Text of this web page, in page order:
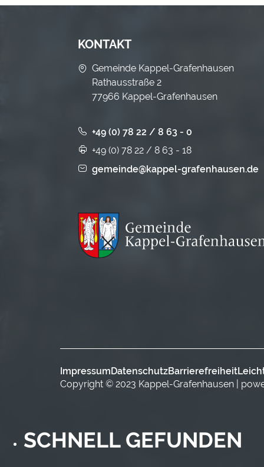
KONTAKT
Gemeinde Kappel-Grafenhausen
Rathausstraße 2
77966 Kappel-Grafenhausen
+49 (0) 78 22 / 8 63 - 0
+49 (0) 78 22 / 8 63 - 18
gemeinde@kappel-grafenhausen.de
ImpressumDatenschutzBarrierefreiheit
Copyright © 2023 Kappel-Grafenhausen |
SCHNELL GEFUNDEN